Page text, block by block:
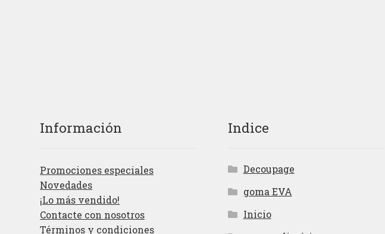
Información
Promociones especiales
Novedades
¡Lo más vendido!
Contacte con nosotros
Términos y condiciones
Indice
Decoupage
goma EVA
Inicio